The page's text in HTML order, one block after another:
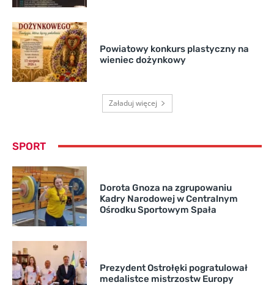
Powiatowy konkurs plastyczny na
wieniec dożynkowy
Załaduj więcej
SPORT
Dorota Gnoza na zgrupowaniu
Kadry Narodowej w Centralnym
Ośrodku Sportowym Spała
Prezydent Ostrołęki pogratulował
medalistce mistrzostw Europy